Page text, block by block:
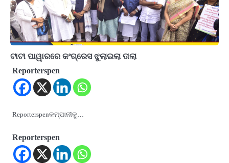
ଟାଟା ପାୱାରରେ କଂଗ୍ରେସ ଝୁଲାଇଲା ତାଲା
Reporterspen
Reporterspenକମ୍ପାନୀକୁ…
Reporterspen